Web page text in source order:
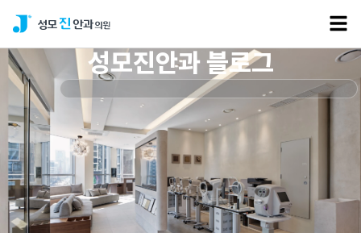
성모진안과 블로그